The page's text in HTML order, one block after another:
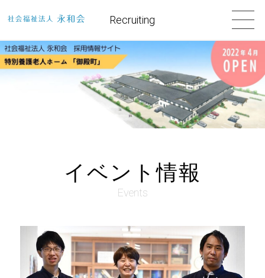
Recruiting
イベント情報
Events